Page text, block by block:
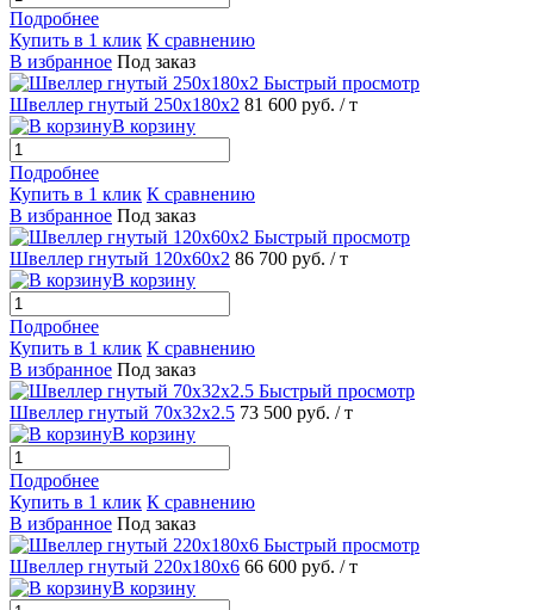
Подробнее
Купить в 1 клик К сравнению
В избранное Под заказ
Быстрый просмотр
Швеллер гнутый 250х180х2 81 600 руб. / т
В корзину
Подробнее
Купить в 1 клик К сравнению
В избранное Под заказ
Быстрый просмотр
Швеллер гнутый 120х60х2 86 700 руб. / т
В корзину
Подробнее
Купить в 1 клик К сравнению
В избранное Под заказ
Быстрый просмотр
Швеллер гнутый 70х32х2.5 73 500 руб. / т
В корзину
Подробнее
Купить в 1 клик К сравнению
В избранное Под заказ
Быстрый просмотр
Швеллер гнутый 220х180х6 66 600 руб. / т
В корзину